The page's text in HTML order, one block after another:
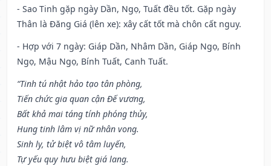
- Sao Tinh gặp ngày Dần, Ngọ, Tuất đều tốt. Gặp ngày
Thân là Đăng Giá (lên xe): xây cất tốt mà chôn cất nguy.
- Hợp với 7 ngày: Giáp Dần, Nhâm Dần, Giáp Ngọ, Bính
Ngọ, Mậu Ngọ, Bính Tuất, Canh Tuất.
“Tinh tú nhật hảo tạo tân phòng,
Tiến chức gia quan cận Đế vương,
Bất khả mai táng tính phóng thủy,
Hung tinh lâm vị nữ nhân vong.
Sinh ly, tử biệt vô tâm luyến,
Tự yếu quy hưu biệt giá lang.